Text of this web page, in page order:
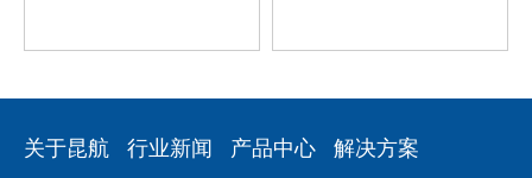
关于昆航 行业新闻 产品中心 解决方案